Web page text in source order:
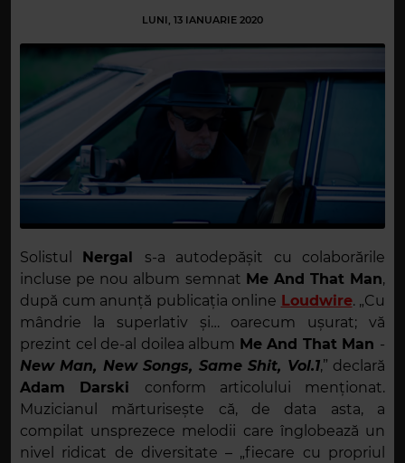
LUNI, 13 IANUARIE 2020
Solistul Nergal s-a autodepășit cu colaborările
incluse pe nou album semnat Me And That Man,
după cum anunță publicația online Loudwire. „Cu
mândrie la superlativ și… oarecum ușurat; vă
prezint cel de-al doilea album Me And That Man -
New Man, New Songs, Same Shit, Vol.1,” declară
Adam Darski conform articolului menționat.
Muzicianul mărturisește că, de data asta, a
compilat unsprezece melodii care înglobează un
nivel ridicat de diversitate – „fiecare cu propriul